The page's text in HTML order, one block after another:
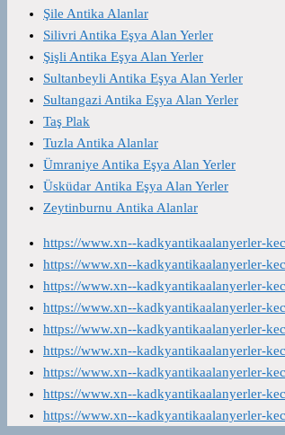
Şile Antika Alanlar
Silivri Antika Eşya Alan Yerler
Şişli Antika Eşya Alan Yerler
Sultanbeyli Antika Eşya Alan Yerler
Sultangazi Antika Eşya Alan Yerler
Taş Plak
Tuzla Antika Alanlar
Ümraniye Antika Eşya Alan Yerler
Üsküdar Antika Eşya Alan Yerler
Zeytinburnu Antika Alanlar
https://www.xn--kadkyantikaalanyerler-
https://www.xn--kadkyantikaalanyerler-
https://www.xn--kadkyantikaalanyerler-
https://www.xn--kadkyantikaalanyerler-
https://www.xn--kadkyantikaalanyerler-
https://www.xn--kadkyantikaalanyerler-
https://www.xn--kadkyantikaalanyerler-
https://www.xn--kadkyantikaalanyerler-
https://www.xn--kadkyantikaalanyerler-